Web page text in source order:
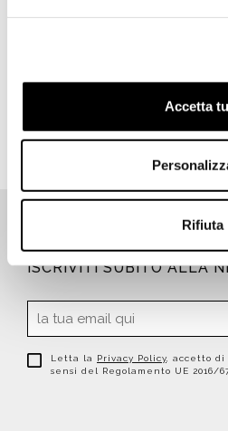
Accetta
Rifiuta
Casalgrande Padana
Richiedi preventivo
ISCRIVITI SUBITO ALLA
Letta la Privacy Policy , accetto
sensi del Regolamento UE 2016/